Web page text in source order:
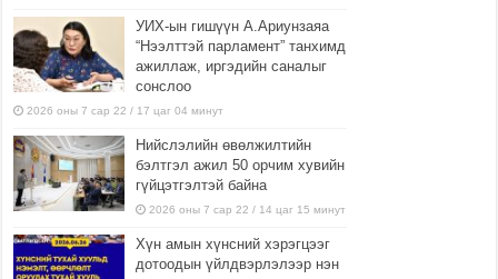
УИХ-ын гишүүн А.Ариунзаяа
“Нээлттэй парламент” танхимд
ажиллаж, иргэдийн саналыг
сонслоо
2026 оны 7 сар 22 / 17 цаг 04 минут
Нийслэлийн өвөлжилтийн
бэлтгэл ажил 50 орчим хувийн
гүйцэтгэлтэй байна
2026 оны 7 сар 22 / 14 цаг 15 минут
Хүн амын хүнсний хэрэгцээг
дотоодын үйлдвэрлэлээр нэн